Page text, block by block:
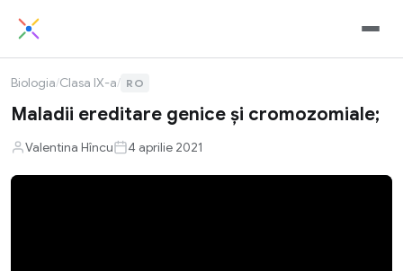
Biologia/Clasa IX-a/ RO
Maladii ereditare genice şi cromozomiale;
Valentina Hîncu 4 aprilie 2021